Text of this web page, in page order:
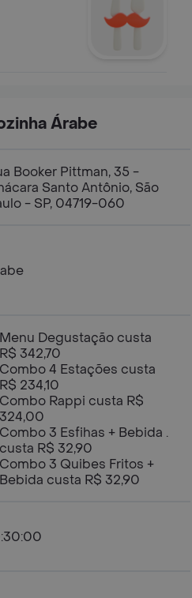
Árabe
Booker Pittman, 35 -
Santo Antônio, São
- SP, 04719-060
Menu Degustação custa
R$ 342,70
Combo 4 Estações custa
R$ 234,10
Combo Rappi custa R$
324,00
Combo 3 Esfihas + Bebida .
custa R$ 32,90
Combo 3 Quibes Fritos +
Bebida custa R$ 32,90